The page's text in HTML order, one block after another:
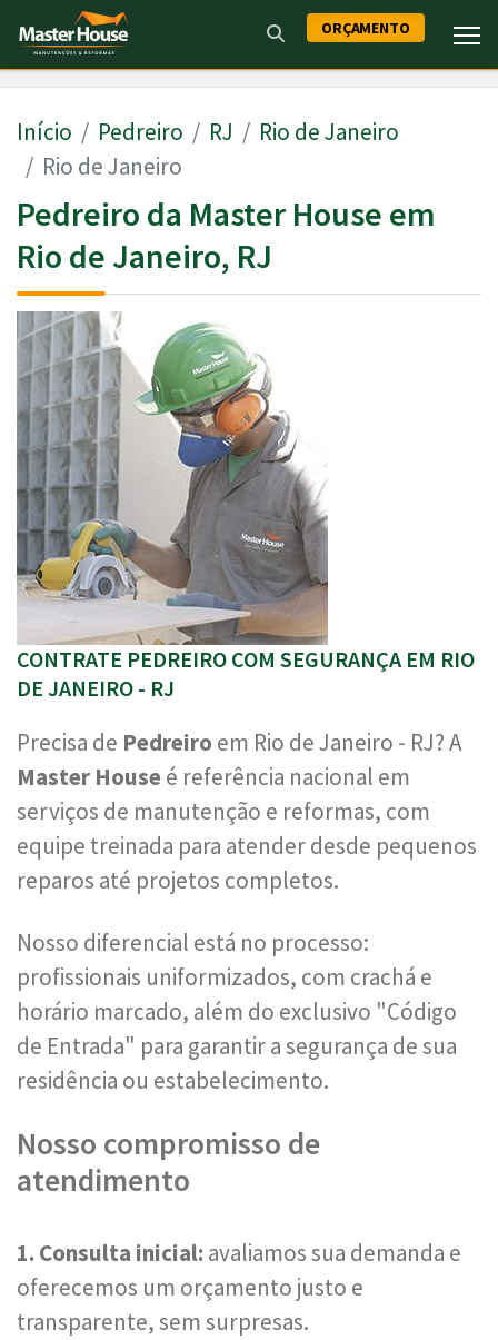
ORÇAMENTO
Início Pedreiro RJ
Rio de Janeiro
Rio de Janeiro
Pedreiro da Master House em
Rio de Janeiro, RJ
CONTRATE PEDREIRO COM SEGURANÇA EM RIO
DE JANEIRO - RJ
Precisa de Pedreiro em Rio de Janeiro - RJ? A
Master House é referência nacional em
serviços de manutenção e reformas, com
equipe treinada para atender desde pequenos
reparos até projetos completos.
Nosso diferencial está no processo:
profissionais uniformizados, com crachá e
horário marcado, além do exclusivo "Código
de Entrada" para garantir a segurança de sua
residência ou estabelecimento.
Nosso compromisso de
atendimento
1. Consulta inicial: avaliamos sua demanda e
oferecemos um orçamento justo e
transparente, sem surpresas.